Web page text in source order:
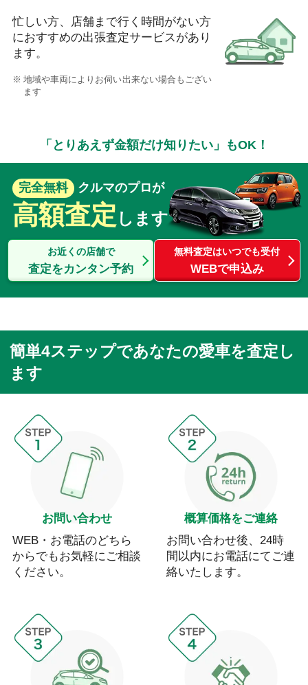
忙しい方、店舗まで行く時間がない方
におすすめの出張査定サービスがあり
ます。
地域や車両によりお伺い出来ない場合もござい
ます
「とりあえず金額だけ知りたい」もOK！
完全無料 クルマのプロが
高額査定 します
お近くの店舗で
査定をカンタン予約
無料査定はいつでも受付
WEBで申込み
簡単4ステップであなたの愛車を査定し
ます
お問い合わせ
WEB・お電話のどちら
からでもお気軽にご相談
ください。
概算価格をご連絡
お問い合わせ後、24時
間以内にお電話にてご連
絡いたします。